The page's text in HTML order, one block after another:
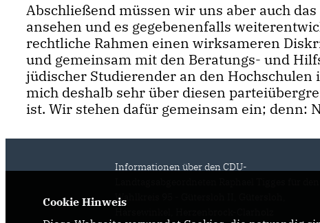
Abschließend müssen wir uns aber auch
ansehen und es gegebenenfalls
rechtliche Rahmen einen wirksameren
und gemeinsam mit den Beratungs- und
jüdischer Studierender an den
mich deshalb sehr über diesen
ist. Wir stehen dafür gemeinsam ein; denn:
Informationen über den CDU-
Wahlkreis 95 - Gütersloh II, Gütersloh,
Cookie Hinweis